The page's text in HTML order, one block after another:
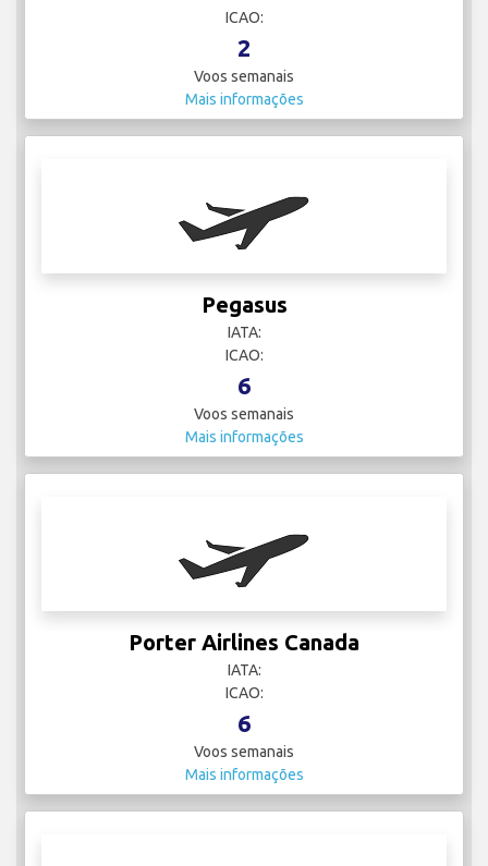
ICAO:
2
Voos semanais
Mais informações
Pegasus
IATA:
ICAO:
6
Voos semanais
Mais informações
Porter Airlines Canada
IATA:
ICAO:
6
Voos semanais
Mais informações